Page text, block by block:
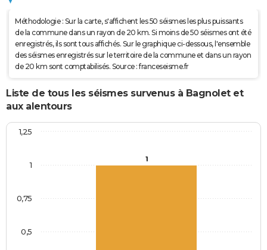
Méthodologie : Sur la carte, s'affichent les 50 séismes les plus puissants
de la commune dans un rayon de 20 km. Si moins de 50 séismes ont été
enregistrés, ils sont tous affichés. Sur le graphique ci-dessous, l'ensemble
des séismes enregistrés sur le territoire de la commune et dans un rayon
de 20 km sont comptabilisés. Source : franceseisme.fr
Liste de tous les séismes survenus à Bagnolet et
aux alentours
1
0,5
0,75
1
1,25